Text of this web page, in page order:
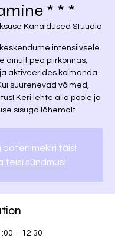
* * *
Kanaldused Stuudio
intensiivsele
ainult pea piirkonnas,
aktiveerides kolmanda
suurenevad võimed,
Keri lehte alla poole ja
sisuga lähemalt.
ootenimekiri täis!
teisi sündmusi
– 12:30